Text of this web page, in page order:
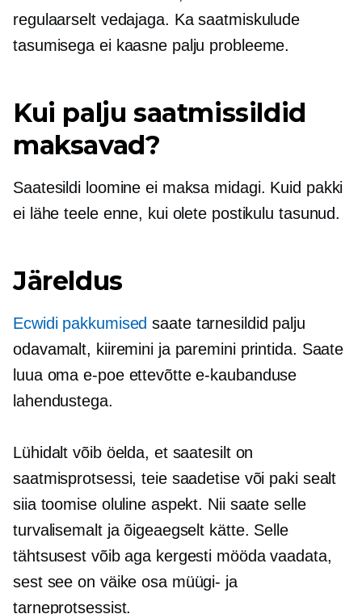
regulaarselt vedajaga. Ka saatmiskulude
tasumisega ei kaasne palju probleeme.
Kui palju saatmissildid
maksavad?
Saatesildi loomine ei maksa midagi. Kuid pakki
ei lähe teele enne, kui olete postikulu tasunud.
Järeldus
Ecwidi pakkumised saate tarnesildid palju
odavamalt, kiiremini ja paremini printida. Saate
luua oma e-poe ettevõtte e-kaubanduse
lahendustega.
Lühidalt võib öelda, et saatesilt on
saatmisprotsessi, teie saadetise või paki sealt
siia toomise oluline aspekt. Nii saate selle
turvalisemalt ja õigeaegselt kätte. Selle
tähtsusest võib aga kergesti mööda vaadata,
sest see on väike osa müügi- ja
tarneprotsessist.